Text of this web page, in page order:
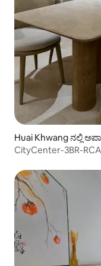
Huai Khwang ನಲ್ಲಿ
CityCenter-3BR-